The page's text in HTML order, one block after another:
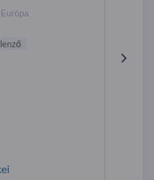
Európa